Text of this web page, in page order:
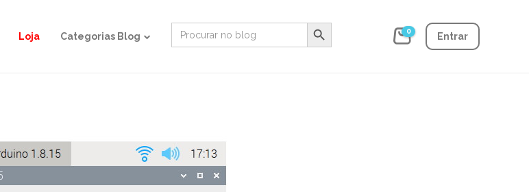
Loja Categorias Blog
Search
for:
Search Button
0 Entrar